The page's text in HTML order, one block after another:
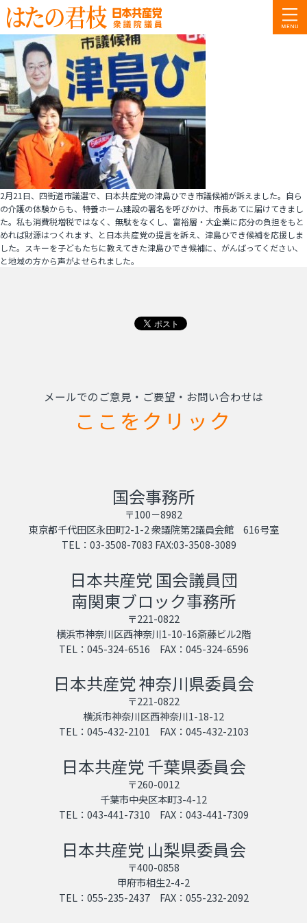
2月21日、四街道市議選で、日本共産党の津島ひでき市議候補が訴えました。自ら
の介護の体験からも、特養ホーム建設の署名を呼びかけ、市長あてに届けてきまし
た。私も消費税増税ではなく、無駄をなくし、富裕層・大企業に応分の負担をもと
めれば財源はつくれます、と日本共産党の提言を訴え、津島ひでき候補を応援しま
した。スキーを子どもたちに教えてきた津島ひでき候補に、がんばってください、
と地域の方から声がよせられました。
メールでのご意見・ご要望・お問い合わせは
ここをクリック
国会事務所
〒100－8982
東京都千代田区永田町2-1-2 衆議院第2議員会館 616号室
TEL：03-3508-7083 FAX:03-3508-3089
日本共産党 国会議員団
南関東ブロック事務所
〒221-0822
横浜市神奈川区西神奈川1-10-16斎藤ビル2階
TEL：045-324-6516 FAX：045-324-6596
日本共産党 神奈川県委員会
〒221-0822
横浜市神奈川区西神奈川1-18-12
TEL：045-432-2101 FAX：045-432-2103
日本共産党 千葉県委員会
〒260-0012
千葉市中央区本町3-4-12
TEL：043-441-7310 FAX：043-441-7309
日本共産党 山梨県委員会
〒400-0858
甲府市相生2-4-2
TEL：055-235-2437 FAX：055-232-2092